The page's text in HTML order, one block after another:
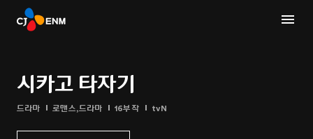
시카고 타자기
드라마 로맨스,드라마 16부작 tvN